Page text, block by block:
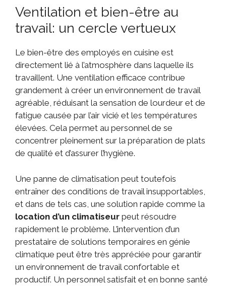
Ventilation et bien-être au
travail: un cercle vertueux
Le bien-être des employés en cuisine est
directement lié à l’atmosphère dans laquelle ils
travaillent. Une ventilation efficace contribue
grandement à créer un environnement de travail
agréable, réduisant la sensation de lourdeur et de
fatigue causée par l’air vicié et les températures
élevées. Cela permet au personnel de se
concentrer pleinement sur la préparation de plats
de qualité et d’assurer l’hygiène.
Une panne de climatisation peut toutefois
entraîner des conditions de travail insupportables,
et dans de tels cas, une solution rapide comme la
location d’un climatiseur peut résoudre
rapidement le problème. L’intervention d’un
prestataire de solutions temporaires en génie
climatique peut être très appréciée pour garantir
un environnement de travail confortable et
productif. Un personnel satisfait et en bonne santé